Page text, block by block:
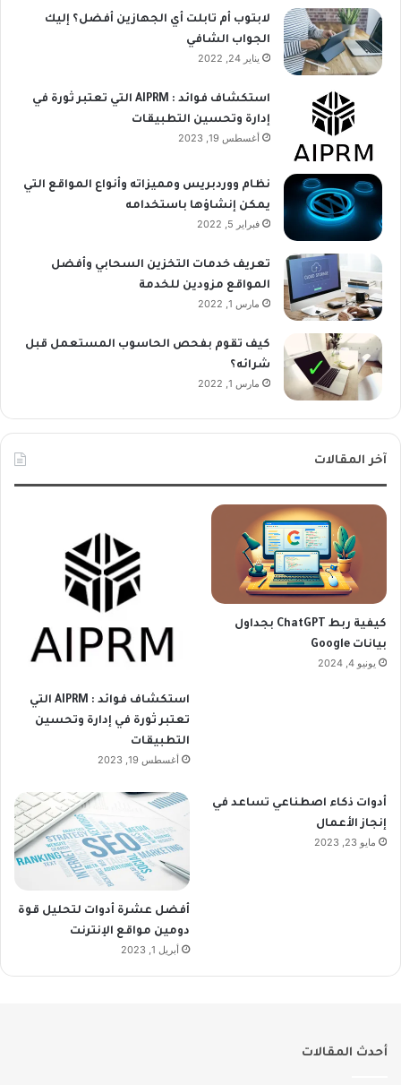
لابتوب أم تابلت أي الجهازين أفضل؟ إليك
الجواب الشافي
يناير 24, 2022
استكشاف فوائد : AIPRM التي تعتبر ثورة في
إدارة وتحسين التطبيقات
أغسطس 19, 2023
نظام ووردبريس ومميزاته وأنواع المواقع التي
يمكن إنشاؤها باستخدامه
فبراير 5, 2022
تعريف خدمات التخزين السحابي وأفضل
المواقع مزودين للخدمة
مارس 1, 2022
كيف تقوم بفحص الحاسوب المستعمل قبل
شرائه؟
مارس 1, 2022
آخر المقالات
كيفية ربط ChatGPT بجداول
بيانات Google
يونيو 4, 2024
استكشاف فوائد : AIPRM التي
تعتبر ثورة في إدارة وتحسين
التطبيقات
أغسطس 19, 2023
أدوات ذكاء اصطناعي تساعد في
إنجاز الأعمال
مايو 23, 2023
أفضل عشرة أدوات لتحليل قوة
دومين مواقع الإنترنت
أبريل 1, 2023
أحدث المقالات